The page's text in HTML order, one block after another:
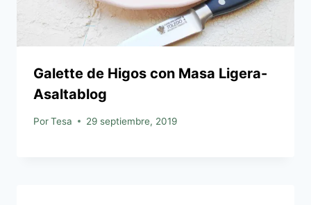
Galette de Higos con Masa Ligera-
Asaltablog
PorTesa 29 septiembre, 2019